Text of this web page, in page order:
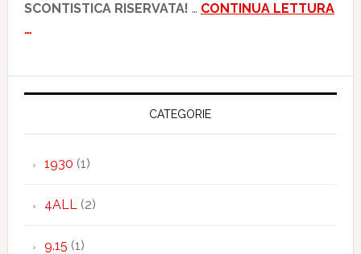
SCONTISTICA RISERVATA! … CONTINUA LETTURA
…
CATEGORIE
1930 (1)
4ALL(2)
9.15 (1)